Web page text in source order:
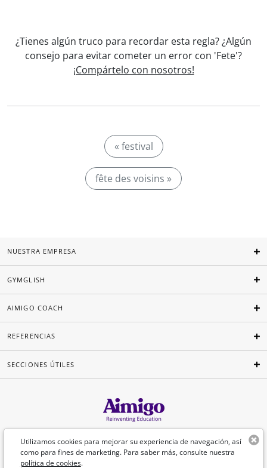
¿Tienes algún truco para recordar esta regla? ¿Algún
consejo para evitar cometer un error con 'Fete'?
¡Compártelo con nosotros!
« festival
fête des voisins »
Utilizamos cookies para mejorar su experiencia de navegación, así
como para fines de marketing. Para saber más, consulte nuestra
política de cookies.
NUESTRA EMPRESA
GYMGLISH
AIMIGO COACH
REFERENCIAS
SECCIONES ÚTILES
Español